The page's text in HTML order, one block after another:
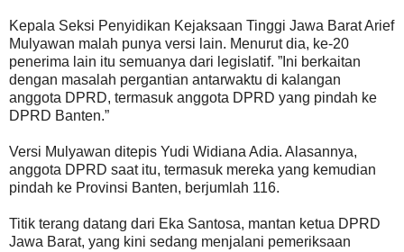
Kepala Seksi Penyidikan Kejaksaan Tinggi Jawa Barat Arief
Mulyawan malah punya versi lain. Menurut dia, ke-20
penerima lain itu semuanya dari legislatif. ”Ini berkaitan
dengan masalah pergantian antarwaktu di kalangan
anggota DPRD, termasuk anggota DPRD yang pindah ke
DPRD Banten.”
Versi Mulyawan ditepis Yudi Widiana Adia. Alasannya,
anggota DPRD saat itu, termasuk mereka yang kemudian
pindah ke Provinsi Banten, berjumlah 116.
Titik terang datang dari Eka Santosa, mantan ketua DPRD
Jawa Barat, yang kini sedang menjalani pemeriksaan